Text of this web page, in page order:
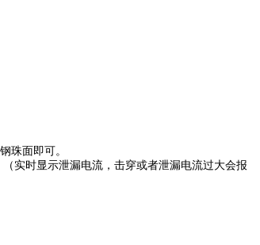
即可。
。（实时显示泄漏电流，击穿或者泄漏电流过大会报